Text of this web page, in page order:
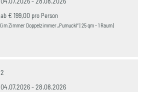
ab € 199,00 pro Person
(im Zimmer Doppelzimmer „Pumuckl“ | 25 qm - 1 Raum)
2
04.07.2026-28.08.2026